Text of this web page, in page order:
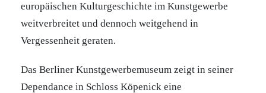
europäischen Kulturgeschichte im Kunstgewerbe
weitverbreitet und dennoch weitgehend in
Vergessenheit geraten.
Das Berliner Kunstgewerbemuseum zeigt in seiner
Dependance in Schloss Köpenick eine